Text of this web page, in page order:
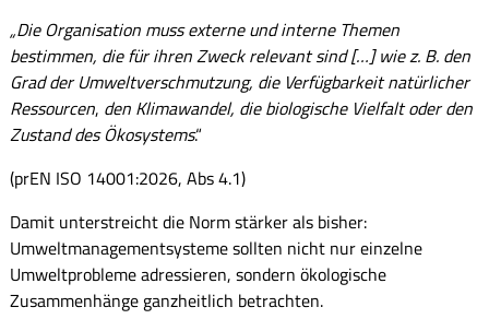
„Die Organisation muss externe und interne Themen
bestimmen, die für ihren Zweck relevant sind […] wie z. B. den
Grad der Umweltverschmutzung, die Verfügbarkeit natürlicher
Ressourcen, den Klimawandel, die biologische Vielfalt oder den
Zustand des Ökosystems.“
(prEN ISO 14001:2026, Abs 4.1)
Damit unterstreicht die Norm stärker als bisher:
Umweltmanagementsysteme sollten nicht nur einzelne
Umweltprobleme adressieren, sondern ökologische
Zusammenhänge ganzheitlich betrachten.